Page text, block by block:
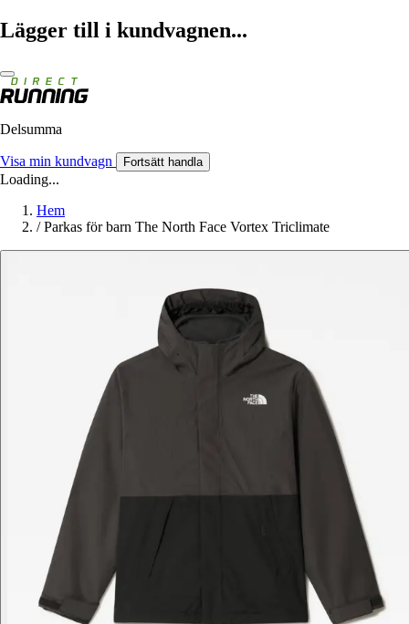
Lägger till i kundvagnen...
Delsumma
Visa min kundvagn Fortsätt handla
Loading...
Hem
/ Parkas för barn The North Face Vortex Triclimate